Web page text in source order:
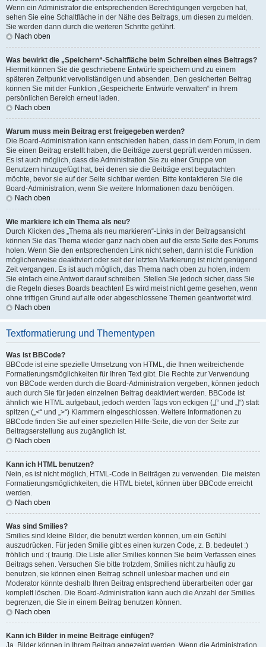
Wenn ein Administrator die entsprechenden Berechtigungen vergeben hat,
sehen Sie eine Schaltfläche in der Nähe des Beitrags, um diesen zu melden.
Sie werden dann durch die weiteren Schritte geführt.
Nach oben
Was bewirkt die „Speichern“-Schaltfläche beim Schreiben eines Beitrags?
Hiermit können Sie die geschriebene Entwürfe speichern und zu einem
späteren Zeitpunkt vervollständigen und absenden. Den gesicherten Beitrag
können Sie mit der Funktion „Gespeicherte Entwürfe verwalten“ in Ihrem
persönlichen Bereich erneut laden.
Nach oben
Warum muss mein Beitrag erst freigegeben werden?
Die Board-Administration kann entschieden haben, dass in dem Forum, in dem
Sie einen Beitrag erstellt haben, die Beiträge zuerst geprüft werden müssen.
Es ist auch möglich, dass die Administration Sie zu einer Gruppe von
Benutzern hinzugefügt hat, bei denen sie die Beiträge erst begutachten
möchte, bevor sie auf der Seite sichtbar werden. Bitte kontaktieren Sie die
Board-Administration, wenn Sie weitere Informationen dazu benötigen.
Nach oben
Wie markiere ich ein Thema als neu?
Durch Klicken des „Thema als neu markieren“-Links in der Beitragsansicht
können Sie das Thema wieder ganz nach oben auf die erste Seite des Forums
holen. Wenn Sie den entsprechenden Link nicht sehen, dann ist die Funktion
möglicherweise deaktiviert oder seit der letzten Markierung ist nicht genügend
Zeit vergangen. Es ist auch möglich, das Thema nach oben zu holen, indem
Sie einfach eine Antwort darauf schreiben. Stellen Sie jedoch sicher, dass Sie
die Regeln dieses Boards beachten! Es wird meist nicht gerne gesehen, wenn
ohne triftigen Grund auf alte oder abgeschlossene Themen geantwortet wird.
Nach oben
Textformatierung und Thementypen
Was ist BBCode?
BBCode ist eine spezielle Umsetzung von HTML, die Ihnen weitreichende
Formatierungsmöglichkeiten für Ihren Text gibt. Die Rechte zur Verwendung
von BBCode werden durch die Board-Administration vergeben, können jedoch
auch durch Sie für jeden einzelnen Beitrag deaktiviert werden. BBCode ist
ähnlich wie HTML aufgebaut, jedoch werden Tags von eckigen („[“ und „]“) statt
spitzen („<“ und „>“) Klammern eingeschlossen. Weitere Informationen zu
BBCode finden Sie auf einer speziellen Hilfe-Seite, die von der Seite zur
Beitragserstellung aus zugänglich ist.
Nach oben
Kann ich HTML benutzen?
Nein, es ist nicht möglich, HTML-Code in Beiträgen zu verwenden. Die meisten
Formatierungsmöglichkeiten, die HTML bietet, können über BBCode erreicht
werden.
Nach oben
Was sind Smilies?
Smilies sind kleine Bilder, die benutzt werden können, um ein Gefühl
auszudrücken. Für jeden Smilie gibt es einen kurzen Code, z. B. bedeutet :)
fröhlich und :( traurig. Die Liste aller Smilies können Sie beim Verfassen eines
Beitrags sehen. Versuchen Sie bitte trotzdem, Smilies nicht zu häufig zu
benutzen, sie können einen Beitrag schnell unlesbar machen und ein
Moderator könnte deshalb Ihren Beitrag entsprechend überarbeiten oder gar
komplett löschen. Die Board-Administration kann auch die Anzahl der Smilies
begrenzen, die Sie in einem Beitrag benutzen können.
Nach oben
Kann ich Bilder in meine Beiträge einfügen?
Ja, Bilder können in Ihrem Beitrag angezeigt werden. Wenn die Administration